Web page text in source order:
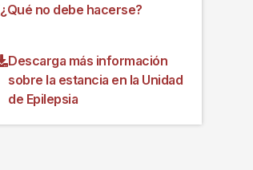
¿Qué no debe hacerse?
Descarga más información
sobre la estancia en la Unidad
de Epilepsia